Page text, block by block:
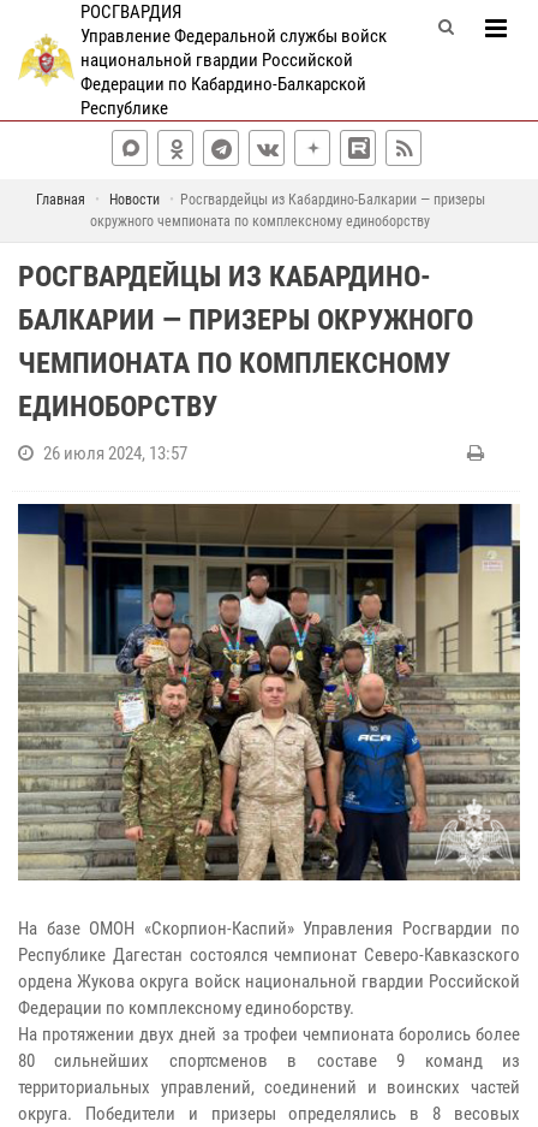
РОСГВАРДИЯ
Управление Федеральной службы войск
национальной гвардии Российской
Федерации по Кабардино-Балкарской
Республике
Главная Новости
Росгвардейцы из Кабардино-Балкарии — призеры
окружного чемпионата по комплексному единоборству
РОСГВАРДЕЙЦЫ ИЗ КАБАРДИНО-
БАЛКАРИИ — ПРИЗЕРЫ ОКРУЖНОГО
ЧЕМПИОНАТА ПО КОМПЛЕКСНОМУ
ЕДИНОБОРСТВУ
26 июля 2024, 13:57
На базе ОМОН «Скорпион-Каспий» Управления Росгвардии по
Республике Дагестан состоялся чемпионат Северо-Кавказского
ордена Жукова округа войск национальной гвардии Российской
Федерации по комплексному единоборству.
На протяжении двух дней за трофеи чемпионата боролись более
80 сильнейших спортсменов в составе 9 команд из
территориальных управлений, соединений и воинских частей
округа. Победители и призеры определялись в 8 весовых